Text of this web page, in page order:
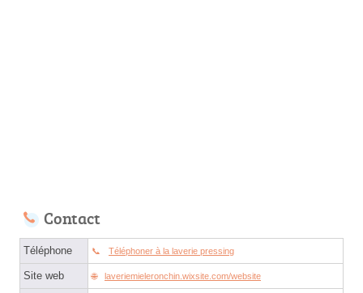
Contact
Téléphone Téléphoner à la laverie pressing
Site web laveriemieleronchin.wixsite.com/website